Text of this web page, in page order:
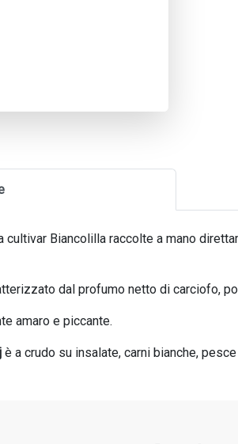
Biancolilla raccolte a mano
dal profumo netto di carciofo,
amaro e piccante.
è a crudo su insalate, carni bianche,